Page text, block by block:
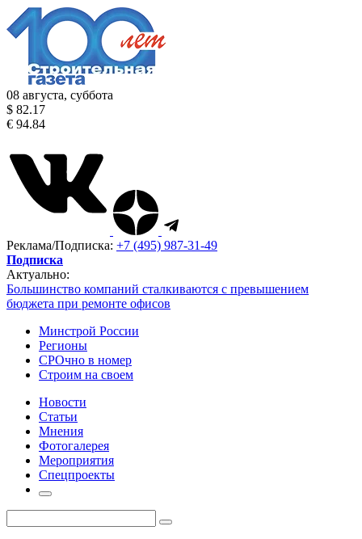
08 августа, суббота
$ 82.17
€ 94.84
Реклама/Подписка: +7 (495) 987-31-49
Подписка
Актуально:
Большинство компаний сталкиваются с превышением
бюджета при ремонте офисов
Минстрой России
Регионы
СРОчно в номер
Строим на своем
Новости
Статьи
Мнения
Фотогалерея
Мероприятия
Спецпроекты